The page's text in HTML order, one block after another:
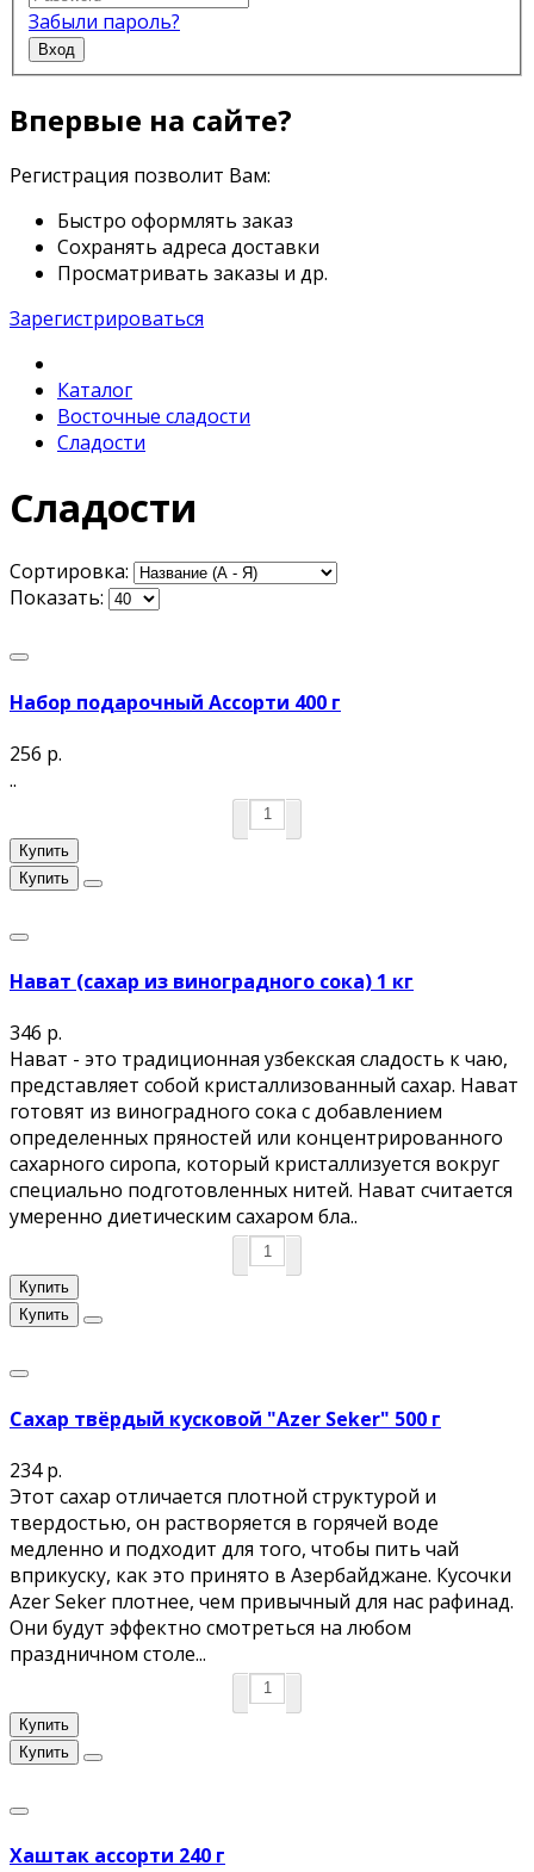
Забыли пароль?
Вход
Впервые на сайте?
Регистрация позволит Вам:
Быстро оформлять заказ
Сохранять адреса доставки
Просматривать заказы и др.
Зарегистрироваться
Каталог
Восточные сладости
Сладости
Сладости
Сортировка:
Показать:
Набор подарочный Ассорти 400 г
256 р.
..
Купить
Купить
Нават (сахар из виноградного сока) 1 кг
346 р.
Нават - это традиционная узбекская сладость к чаю,
представляет собой кристаллизованный сахар. Нават
готовят из виноградного сока с добавлением
определенных пряностей или концентрированного
сахарного сиропа, который кристаллизуется вокруг
специально подготовленных нитей. Нават считается
умеренно диетическим сахаром бла..
Купить
Купить
Сахар твёрдый кусковой "Azer Seker" 500 г
234 р.
Этот сахар отличается плотной структурой и
твердостью, он растворяется в горячей воде
медленно и подходит для того, чтобы пить чай
вприкуску, как это принято в Азербайджане. Кусочки
Azer Seker плотнее, чем привычный для нас рафинад.
Они будут эффектно смотреться на любом
праздничном столе...
Купить
Купить
Хаштак ассорти 240 г